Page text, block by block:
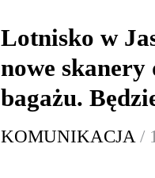
Lotnisko w
nowe
bagażu.
KOMUNIKACJA /